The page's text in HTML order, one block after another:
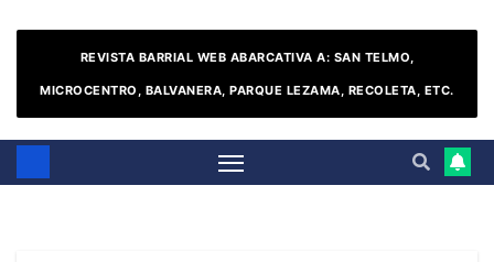
REVISTA BARRIAL WEB ABARCATIVA A: SAN TELMO,
MICROCENTRO, BALVANERA, PARQUE LEZAMA, RECOLETA, ETC.